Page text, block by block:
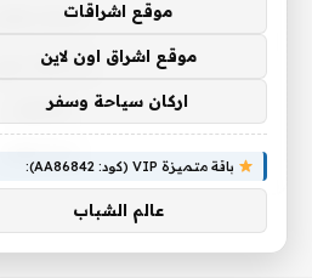
yalla shoot
يلا شوت زون
يلا لايف
موقع اشراقات
موقع اشراق اون لاين
اركان سياحة وسفر
باقة متميزة VIP (كود: AA86842):
عالم الشباب